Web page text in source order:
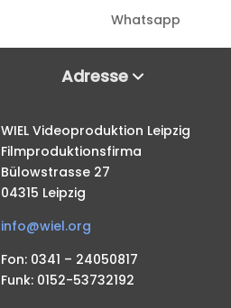
Whatsapp
Adresse
WIEL Videoproduktion Leipzig
Filmproduktionsfirma
Bülowstrasse 27
04315 Leipzig
info@wiel.org
Fon: 0341 – 24050817
Funk: 0152-53732192